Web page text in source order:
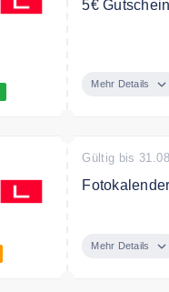
5€
Mehr Details
Gültig bis
Mehr Details